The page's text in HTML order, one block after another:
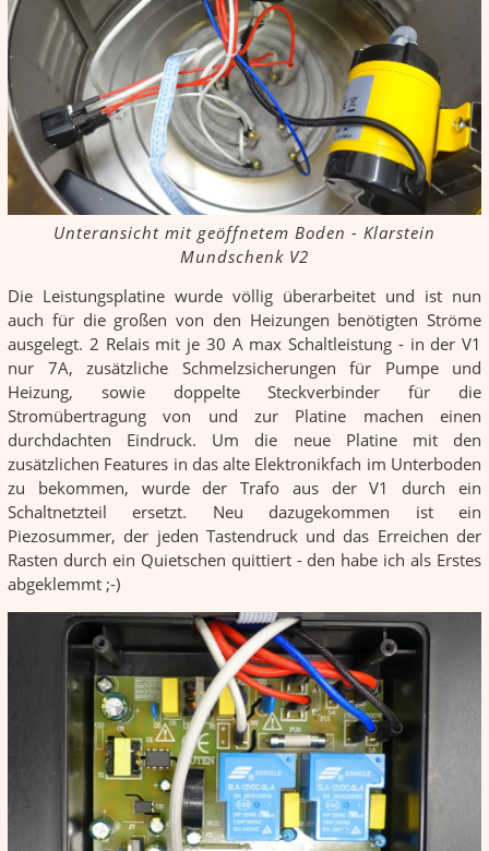
Unteransicht mit geöffnetem Boden - Klarstein
Mundschenk V2
Die Leistungsplatine wurde völlig überarbeitet und ist nun
auch für die großen von den Heizungen benötigten Ströme
ausgelegt. 2 Relais mit je 30 A max Schaltleistung - in der V1
nur 7A, zusätzliche Schmelzsicherungen für Pumpe und
Heizung, sowie doppelte Steckverbinder für die
Stromübertragung von und zur Platine machen einen
durchdachten Eindruck. Um die neue Platine mit den
zusätzlichen Features in das alte Elektronikfach im Unterboden
zu bekommen, wurde der Trafo aus der V1 durch ein
Schaltnetzteil ersetzt. Neu dazugekommen ist ein
Piezosummer, der jeden Tastendruck und das Erreichen der
Rasten durch ein Quietschen quittiert - den habe ich als Erstes
abgeklemmt ;-)